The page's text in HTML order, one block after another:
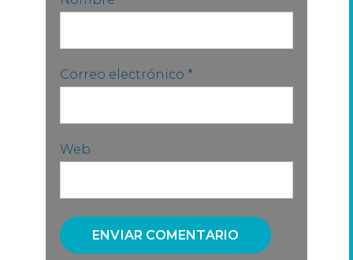
Correo electrónico *
Web